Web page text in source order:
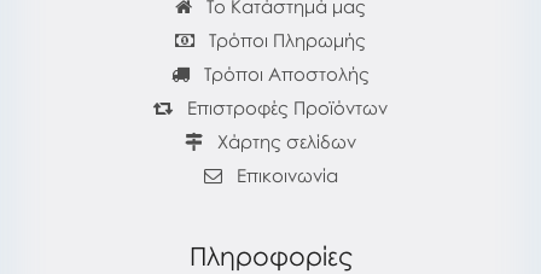
Το Κατάστημά μας
Τρόποι Πληρωμής
Τρόποι Αποστολής
Επιστροφές Προϊόντων
Χάρτης σελίδων
Επικοινωνία
Πληροφορίες